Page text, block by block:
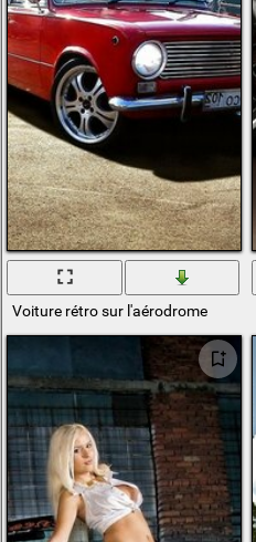
Voiture rétro sur l'aérodrome